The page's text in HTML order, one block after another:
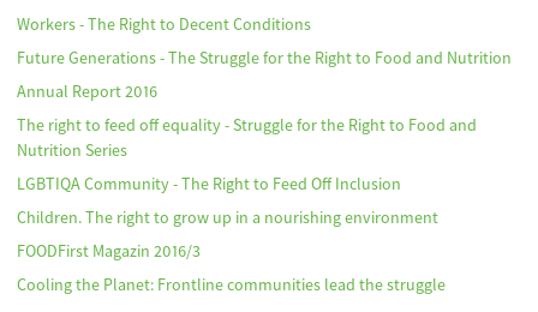
Workers - The Right to Decent Conditions
Future Generations - The Struggle for the Right to Food and Nutrition
Annual Report 2016
The right to feed off equality - Struggle for the Right to Food and
Nutrition Series
LGBTIQA Community - The Right to Feed Off Inclusion
Children. The right to grow up in a nourishing environment
FOODFirst Magazin 2016/3
Cooling the Planet: Frontline communities lead the struggle